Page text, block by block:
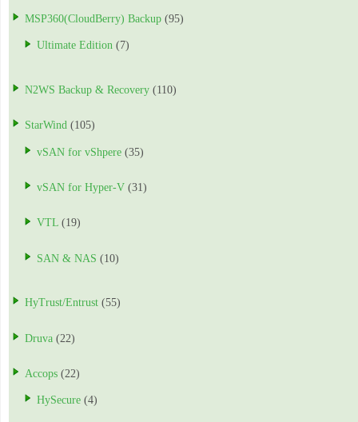
MSP360(CloudBerry) Backup (95)
Ultimate Edition (7)
N2WS Backup & Recovery (110)
StarWind (105)
vSAN for vShpere (35)
vSAN for Hyper-V (31)
VTL (19)
SAN & NAS (10)
HyTrust/Entrust (55)
Druva (22)
Accops (22)
HySecure (4)